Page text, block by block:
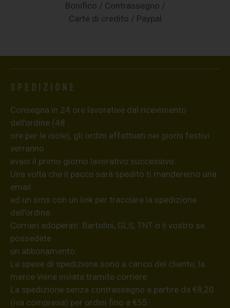
Bonifico / Contrassegno /
Carte di credito / Paypal
Spedizione
Consegna in 24 ore lavorative dal ricevimento
dell’ordine (48
ore per le isole), gli ordini effettuati nei giorni festivi
verranno
evasi il primo giorno lavorativo successivo.
Una volta che il pacco sarà spedito ti manderemo una
email
ed un sms con un link per tracciare la spedizione
dell’ordine.
Corrieri adoperati: Bartolini, GLS, TNT o il vostro se
possedete
un abbonamento.
Le spese di spedizione sono a carico del cliente; la
merce viene inviata tramite corriere.
La spedizione senza contrassegno a partire da €8,20
(iva compresa) per ordini fino a €55.